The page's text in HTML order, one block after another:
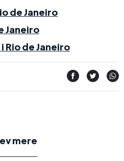
de Janeiro
Janeiro
Rio de Janeiro
mere